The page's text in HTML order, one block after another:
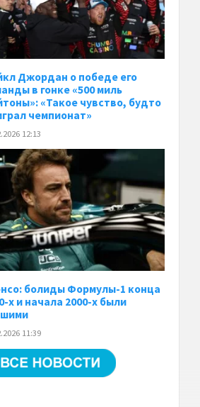
Джордан о победе его
в гонке «500 миль
«Такое чувство, будто
чемпионат»
12:13
болиды Формулы-1 конца
х и начала 2000-х были
11:39